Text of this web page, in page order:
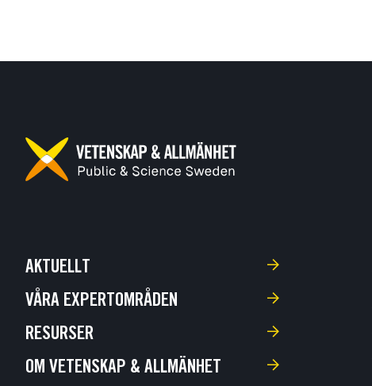
AKTUELLT
VÅRA EXPERTOMRÅDEN
RESURSER
OM VETENSKAP & ALLMÄNHET